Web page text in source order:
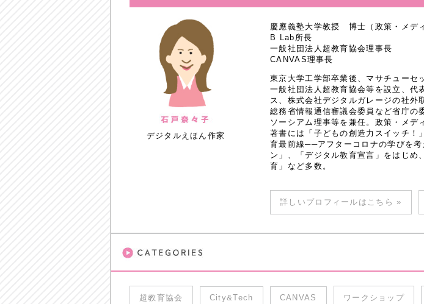
デジタルえほん作家
慶應義塾大学教授 博士（政策・メデ
B Lab所長
一般社団法人超教育協会理事長
CANVAS理事長
東京大学工学部卒業後、マサチューセ
一般社団法人超教育協会等を設立、代
ス、株式会社デジタルガレージの社外
総務省情報通信審議会委員など省庁の
ソーシアム理事等を兼任。政策・メデ
著書には「子どもの創造力スイッチ！
育最前線──アフターコロナの学びを
ン」、「デジタル教育宣言」をはじ
育」など多数。
詳しいプロフィールはこちら »
超教育協会 City&Tech CANVAS ワークショップ